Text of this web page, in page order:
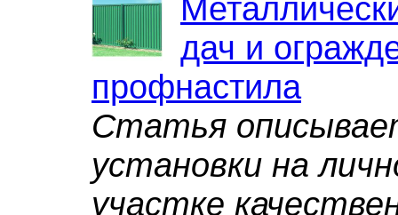
дач и
профнастила
Статья
установки на
участке